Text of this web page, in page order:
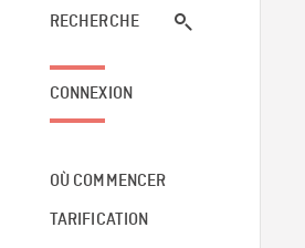
RECHERCHE
CONNEXION
OÙ COMMENCER
TARIFICATION